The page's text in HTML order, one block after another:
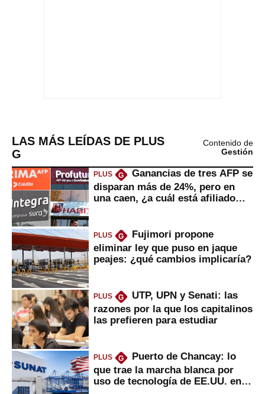
LAS MÁS LEÍDAS DE PLUS
G
Contenido de
Gestión
PLUS G
Ganancias de tres AFP se
disparan más de 24%, pero en
una caen, ¿a cuál está afiliado
PLUS G
Fujimori propone
eliminar ley que puso en jaque
peajes: ¿qué cambios implicaría?
PLUS G
UTP, UPN y Senati: las
razones por la que los capitalinos
las prefieren para estudiar
PLUS G
Puerto de Chancay: lo
que trae la marcha blanca por
uso de tecnología de EE.UU. en